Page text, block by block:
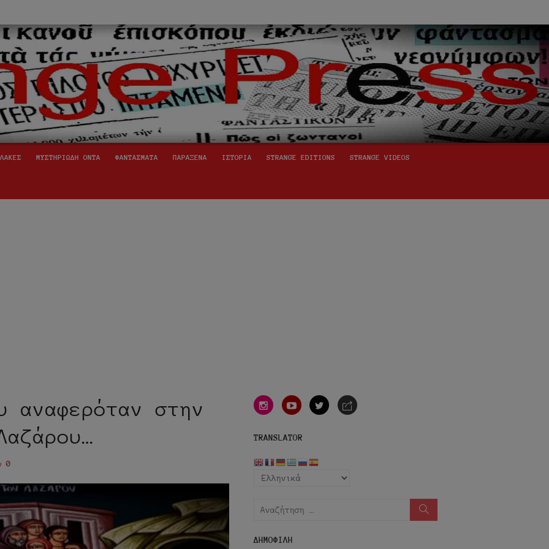
ΜΥΣΤΗΡΙΩΔΗ ΟΝΤΑ ΦΑΝΤΑΣΜΑΤΑ ΠΑΡΑΞΕΝΑ ΙΣΤΟΡΙΑ STRANGE EDITIONS STRANGE VIDEOS
αναφερόταν στην
0
instagramyoutube twittere-
TRANSLATOR
Αναζήτηση
ΔΗΜΟΦΙΛΗ